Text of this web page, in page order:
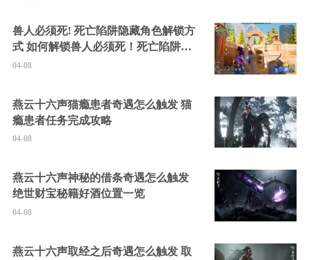
兽人必须死! 死亡陷阱隐藏角色解锁方
式 如何解锁兽人必须死！死亡陷阱中
的隐藏角色
04-08
燕云十六声猫瘾患者奇遇怎么触发 猫
瘾患者任务完成攻略
04-08
燕云十六声神秘的借条奇遇怎么触发
绝世财宝秘籍好酒位置一览
04-08
燕云十六声取经之后奇遇怎么触发 取